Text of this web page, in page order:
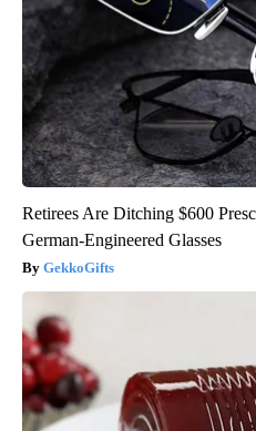
Retirees Are Ditching $600
German-Engineered Glasses
GekkoGifts